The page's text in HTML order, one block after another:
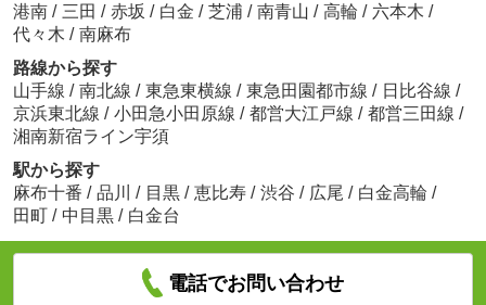
港南 / 三田 / 赤坂 / 白金 / 芝浦 / 南青山 / 高輪 / 六本木 /
代々木 / 南麻布
路線から探す
山手線 / 南北線 / 東急東横線 / 東急田園都市線 / 日比谷線 /
京浜東北線 / 小田急小田原線 / 都営大江戸線 / 都営三田線 /
湘南新宿ライン宇須
駅から探す
麻布十番 / 品川 / 目黒 / 恵比寿 / 渋谷 / 広尾 / 白金高輪 /
田町 / 中目黒 / 白金台
電話でお問い合わせ